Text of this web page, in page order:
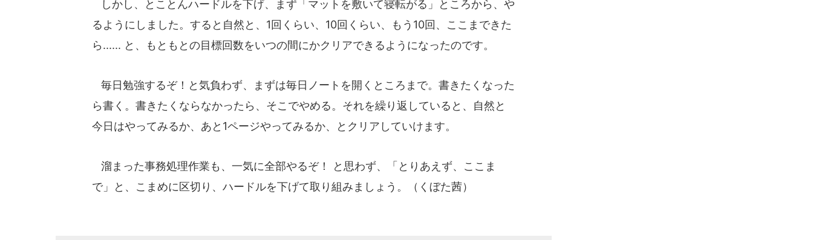
しかし、とことんハードルを下げ、まず「マットを敷いて寝転がる」ところから、や
るようにしました。すると自然と、1回くらい、10回くらい、もう10回、ここまできた
ら...... と、もともとの目標回数をいつの間にかクリアできるようになったのです。
毎日勉強するぞ！と気負わず、まずは毎日ノートを開くところまで。書きたくなった
ら書く。書きたくならなかったら、そこでやめる。それを繰り返していると、自然と
今日はやってみるか、あと1ページやってみるか、とクリアしていけます。
溜まった事務処理作業も、一気に全部やるぞ！ と思わず、「とりあえず、ここま
で」と、こまめに区切り、ハードルを下げて取り組みましょう。（くぼた茜）